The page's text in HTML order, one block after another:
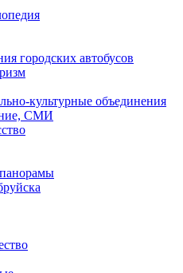
городских автобусов
культурные объединения
СМИ